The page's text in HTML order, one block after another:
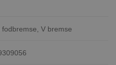
fodbremse, V bremse